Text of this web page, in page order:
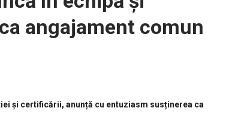
angajament comun
și certificării, anunță cu entuziasm susținerea ca